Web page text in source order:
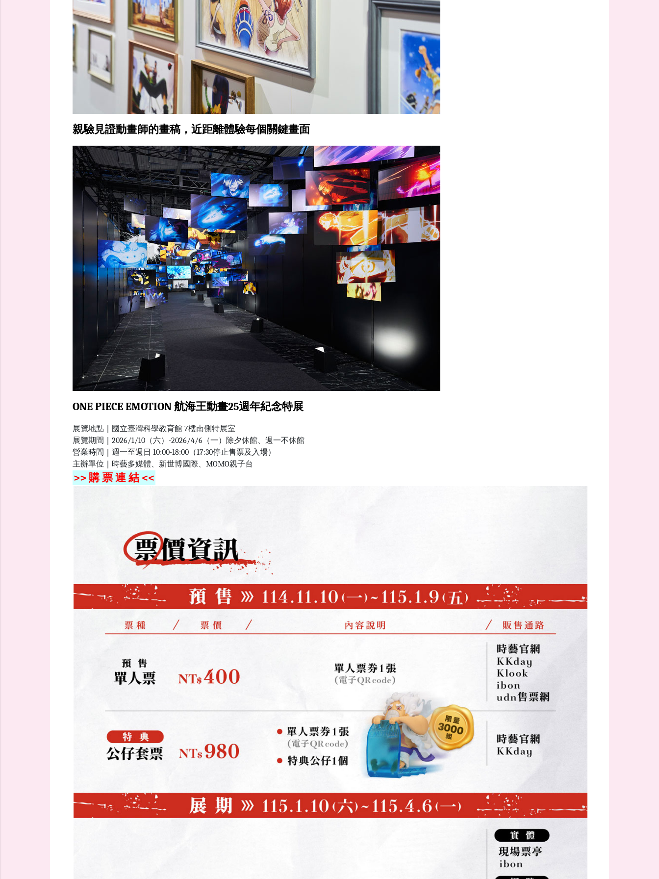
親驗見證動畫師的畫稿，近距離體驗每個關鍵畫面
ONE PIECE EMOTION 航海王動畫25週年紀念特展
展覽地點｜國立臺灣科學教育館 7樓南側特展室
展覽期間｜2026/1/10（六）-2026/4/6（一）除夕休館、週一不休館
營業時間｜週一至週日 10:00-18:00（17:30停止售票及入場）
主辦單位｜時藝多媒體、新世博國際、MOMO親子台
>> 購 票 連 結 <<